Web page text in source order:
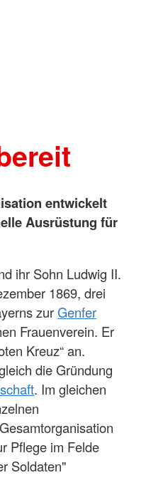
entwickelt
Ausrüstung für
ihr Sohn Ludwig II.
1869, drei
zurGenfer
Frauenverein. Er
Kreuz“ an.
die Gründung
. Im gleichen
Pflege im Felde
Soldaten"